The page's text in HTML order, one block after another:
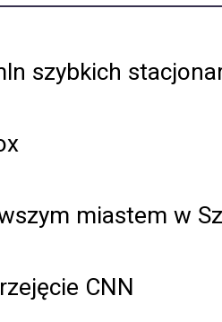
szybkich
miastem w
CNN